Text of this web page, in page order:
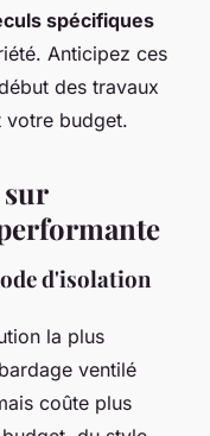
spécifiques
Anticipez ces
des travaux
votre budget.
d'isolation
la plus
ventilé
coûte plus